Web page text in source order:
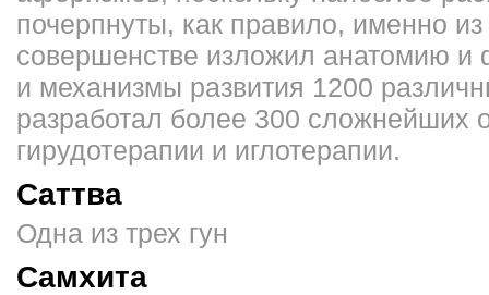
почерпнуты, как правило, именно
совершенстве изложил анатомию и
и механизмы развития 1200
разработал более 300 сложнейших
гирудотерапии и иглотерапии.
Саттва
Одна из трех гун
Самхита